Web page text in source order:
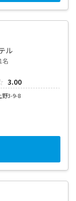
ル
名
3.00
野3-9-8